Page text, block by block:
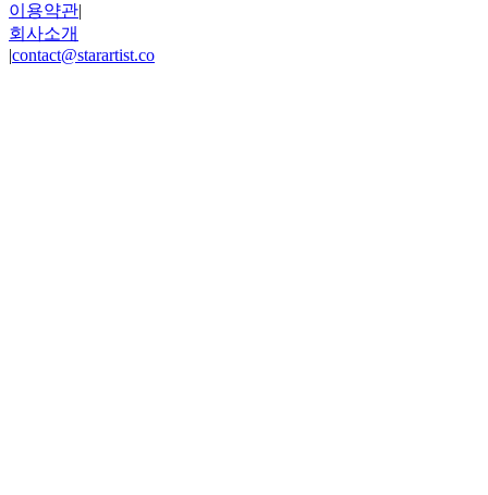
이용약관|
회사소개
|contact@starartist.co